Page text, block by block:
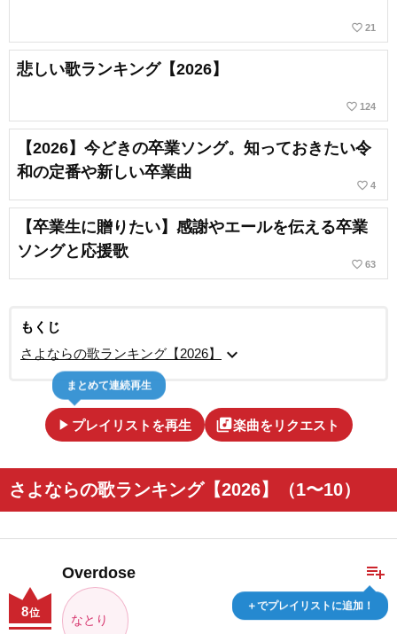
favorite_border 21
悲しい歌ランキング【2026】
favorite_border 124
【2026】今どきの卒業ソング。知っておきたい令
和の定番や新しい卒業曲
favorite_border 4
【卒業生に贈りたい】感謝やエールを伝える卒業
ソングと応援歌
favorite_border 63
もくじ
さよならの歌ランキング【2026】
expand_more
play_arrow プレイリストを再生
まとめて連続再生
library_music楽曲をリクエスト
さよならの歌ランキング【2026】（1〜10）
playlist_add
＋でプレイリストに追加！
Overdose
なとり
8位